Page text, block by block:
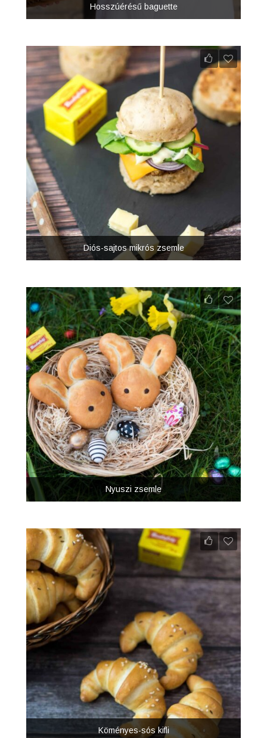
Hosszúérésű baguette
Diós-sajtos mikrós zsemle
Nyuszi zsemle
Köményes-sós kifli